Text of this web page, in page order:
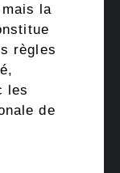
la
règles
les
de